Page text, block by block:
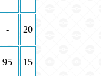
- 20
95 15